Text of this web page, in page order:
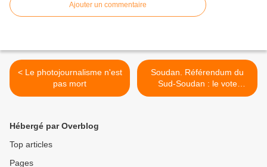
Ajouter un commentaire
< Le photojournalisme n'est
pas mort
Soudan. Référendum du
Sud-Soudan : le vote
historique >
Hébergé par Overblog
Top articles
Pages